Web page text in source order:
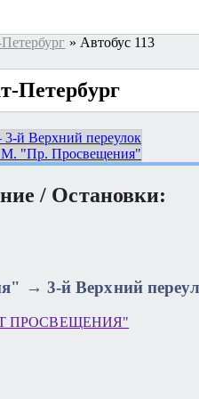
» Автобус 113
Петербург
й Верхний переулок
М. "Пр. Просвещения"
/ Остановки:
→ 3-й Верхний
ПРОСВЕЩЕНИЯ"